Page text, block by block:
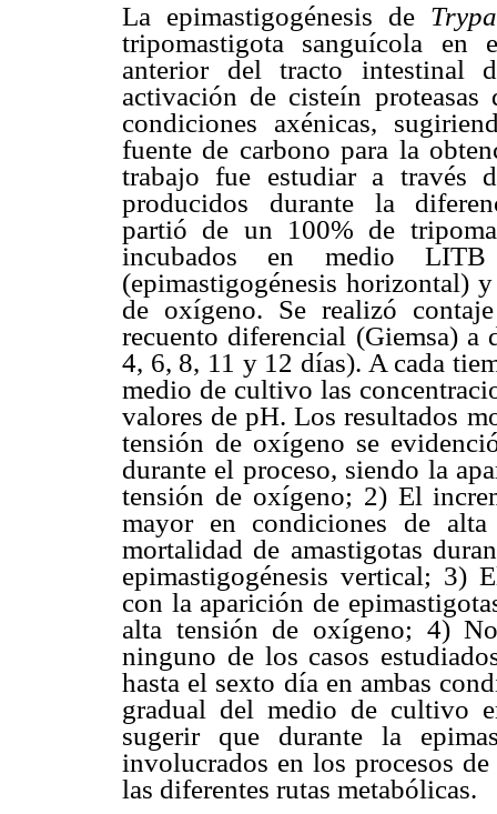
La epimastigogénesis de
tripomastigota sanguícola en
anterior del tracto intestinal
activación de cisteín
condiciones axénicas,
fuente de carbono para la
trabajo fue estudiar a través
producidos durante la
partió de un 100% de
incubados en medio
(epimastigogénesis horizontal)
de oxígeno. Se realizó
recuento diferencial (Giemsa)
4, 6, 8, 11 y 12 días). A cada
medio de cultivo las
valores de pH. Los resultados
tensión de oxígeno se
durante el proceso, siendo la
tensión de oxígeno; 2) El
mayor en condiciones de
mortalidad de amastigotas
epimastigogénesis vertical; 3)
con la aparición de
alta tensión de oxígeno; 4)
ninguno de los casos
hasta el sexto día en ambas
gradual del medio de cultivo
sugerir que durante la
involucrados en los procesos
las diferentes rutas metabólicas.